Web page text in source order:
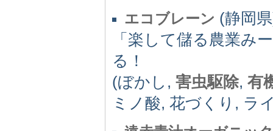
エコブレーン (静岡
「楽して儲る農業み
る！
(ぼかし, 害虫駆除, 有
ミノ酸, 花づくり, ラ